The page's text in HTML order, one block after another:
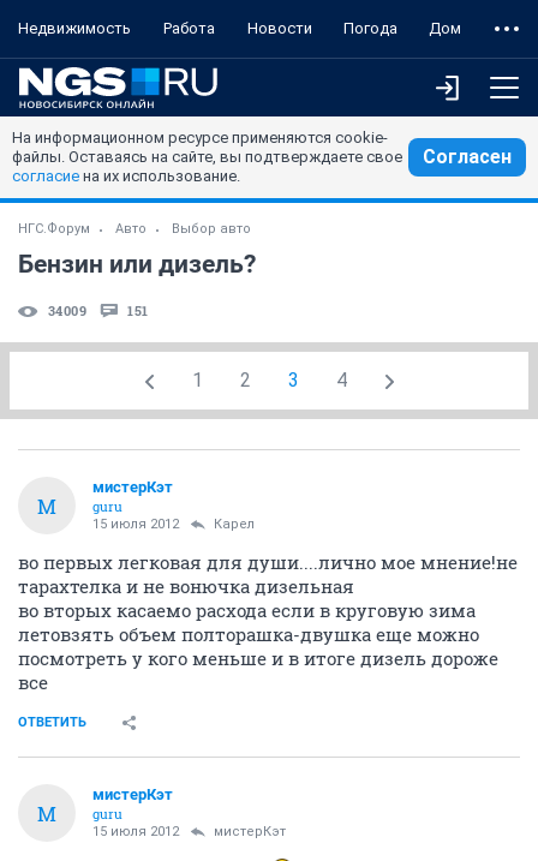
Недвижимость Работа Новости Погода Дом
На информационном ресурсе применяются cookie-
файлы. Оставаясь на сайте, вы подтверждаете свое
согласие на их использование.
Согласен
НГС.Форум Авто Выбор авто
Бензин или дизель?
34009 151
1 2 3 4
М
мистерКэт
guru
15 июля 2012 Карел
во первых легковая для души....лично мое мнение!не
тарахтелка и не вонючка дизельная
во вторых касаемо расхода если в круговую зима
летовзять объем полторашка-двушка еще можно
посмотреть у кого меньше и в итоге дизель дороже
все
ОТВЕТИТЬ
М
мистерКэт
guru
15 июля 2012 мистерКэт